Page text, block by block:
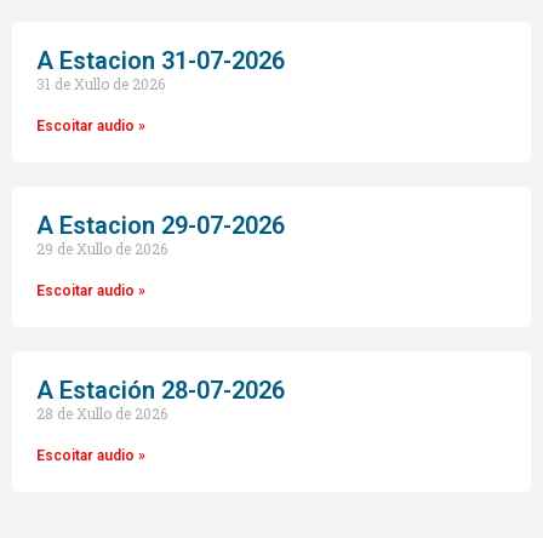
A Estacion 31-07-2026
31 de Xullo de 2026
Escoitar audio »
A Estacion 29-07-2026
29 de Xullo de 2026
Escoitar audio »
A Estación 28-07-2026
28 de Xullo de 2026
Escoitar audio »